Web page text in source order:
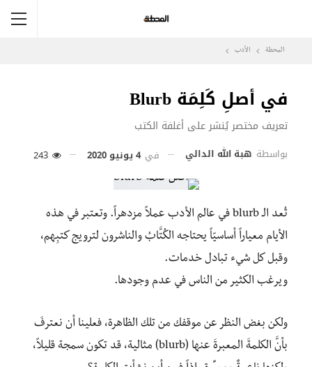
المحطة الأدب
في أصلِ كَلِمَة Blurb
تعريف مختصر يُنشر على أغلفة الكتب
بواسطة هبة الله الدالي في 4 يونيو 2020
تُعد الـ blurb في عالم الأدب عملاً مزدهراً. وتعتبر في هذه
الأيام معياراً أساسيّاً يحتاجه الكُتَّابُ والناشرون لترويج كتبِهم،
وقبل كل شيء تبادل خدمات.
ويرغب الكثير من الناس في عدم وجودها.
ولكن بغض النظر عن موقفك من تلك الظاهرة، فعلينا أن نعترفَ
بأنَّ الكلمةَ المعبرةَ عنها (blurb) مثالية، قد تكون سمجة قليلاً،